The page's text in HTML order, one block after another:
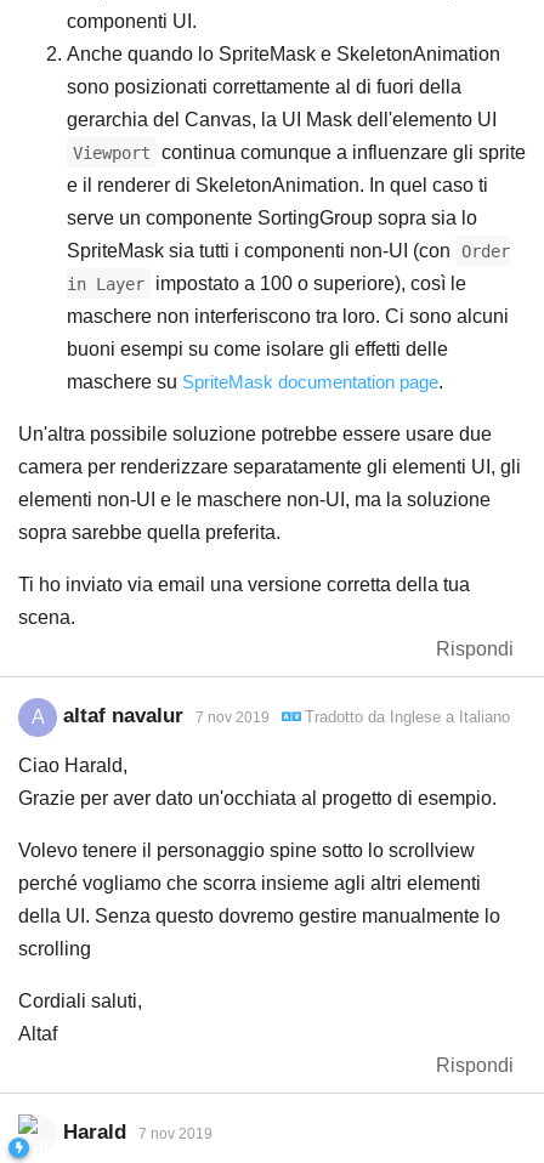
componenti UI.
Anche quando lo SpriteMask e SkeletonAnimation
sono posizionati correttamente al di fuori della
gerarchia del Canvas, la UI Mask dell'elemento UI
Viewport
continua comunque a influenzare gli sprite
e il renderer di SkeletonAnimation. In quel caso ti
serve un componente SortingGroup sopra sia lo
SpriteMask sia tutti i componenti non-UI (con
Order
in Layer
impostato a 100 o superiore), così le
maschere non interferiscono tra loro. Ci sono alcuni
buoni esempi su come isolare gli effetti delle
maschere su SpriteMask documentation page.
Un'altra possibile soluzione potrebbe essere usare due
camera per renderizzare separatamente gli elementi UI, gli
elementi non-UI e le maschere non-UI, ma la soluzione
sopra sarebbe quella preferita.
Ti ho inviato via email una versione corretta della tua
scena.
Rispondi
A altaf navalur 7 nov 2019 Tradotto da Inglese a Italiano
Ciao Harald,
Grazie per aver dato un'occhiata al progetto di esempio.
Volevo tenere il personaggio spine sotto lo scrollview
perché vogliamo che scorra insieme agli altri elementi
della UI. Senza questo dovremo gestire manualmente lo
scrolling
Cordiali saluti,
Altaf
Rispondi
Harald 7 nov 2019